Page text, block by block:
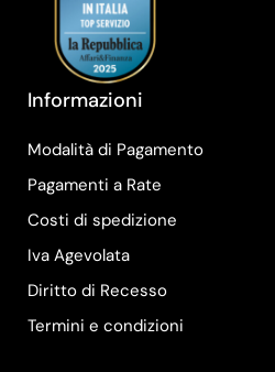
Informazioni
Modalità di Pagamento
Pagamenti a Rate
Costi di spedizione
Iva Agevolata
Diritto di Recesso
Termini e condizioni